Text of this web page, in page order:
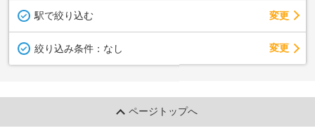
駅で絞り込む 変更
絞り込み条件： なし 変更
ページトップへ